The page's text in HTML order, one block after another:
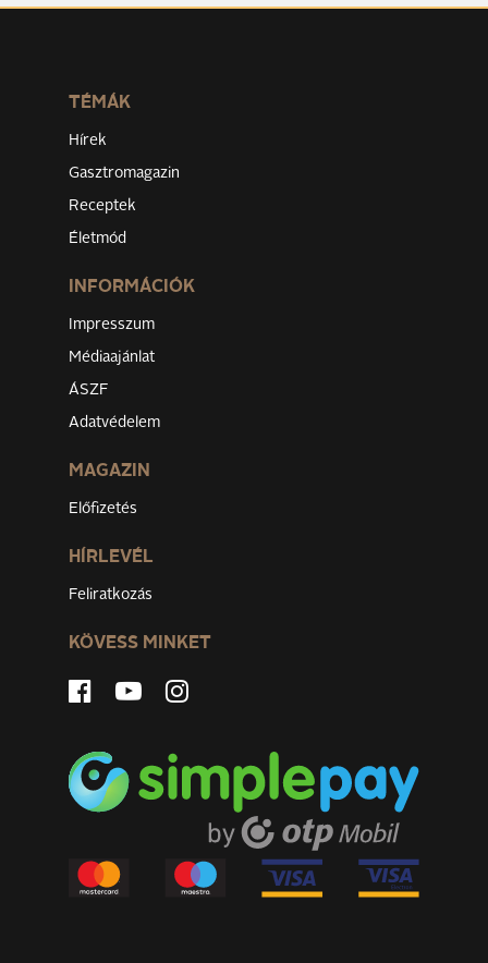
TÉMÁK
Hírek
Gasztromagazin
Receptek
Életmód
INFORMÁCIÓK
Impresszum
Médiaajánlat
ÁSZF
Adatvédelem
MAGAZIN
Előfizetés
HÍRLEVÉL
Feliratkozás
KÖVESS MINKET